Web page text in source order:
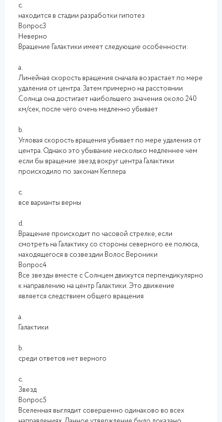
c.
находится в стадии разработки гипотез
Вопрос3
Неверно
Вращение Галактики имеет следующие особенности:
a.
Линейная скорость вращения сначала возрастает по мере
удаления от центра. Затем примерно на расстоянии
Солнца она достигает наибольшего значения около 240
км/сек, после чего очень медленно убывает
b.
Угловая скорость вращения убывает по мере удаления от
центра. Однако это убывание несколько медленнее чем
если бы вращение звезд вокруг центра Галактики
происходило по законам Кеплера
c.
все варианты верны
d.
Вращение происходит по часовой стрелке, если
смотреть на Галактику со стороны северного ее полюса,
находящегося в созвездии Волос Вероники
Вопрос4
Все звезды вместе с Солнцем движутся перпендикулярно
к направлению на центр Галактики. Это движение
является следствием общего вращения
a.
Галактики
b.
среди ответов нет верного
c.
Звезд
Вопрос5
Вселенная выглядит совершенно одинаково во всех